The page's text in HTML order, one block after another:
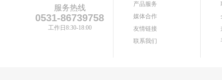
服务热线
0531-86739758
工作日8:30-18:00
产品服务
媒体合作
友情链接
联系我们